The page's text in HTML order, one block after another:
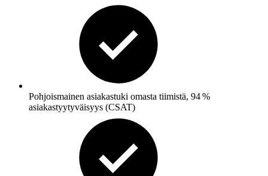
Pohjoismainen asiakastuki omasta tiimistä, 94 %
asiakastyytyväisyys (CSAT)